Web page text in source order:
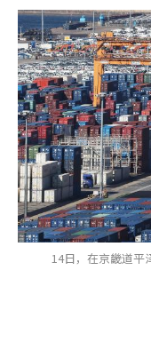
14日，在京畿道平